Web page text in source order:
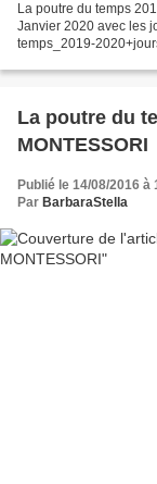
La poutre du temps
Janvier 2020 avec les
temps_2019-
La poutre du
MONTESSORI
Publié le 14/08/2016 à
Par BarbaraStella